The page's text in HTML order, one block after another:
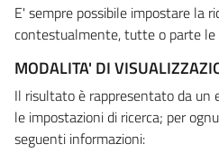
E' sempre possibile impostare la
contestualmente, tutte o parte le
MODALITA' DI
Il risultato è rappresentato da un
le impostazioni di ricerca; per
seguenti informazioni: